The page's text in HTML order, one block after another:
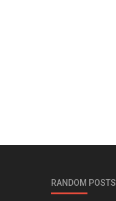
RANDOM POSTS